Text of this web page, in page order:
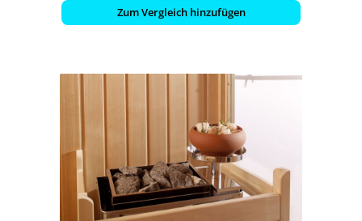
Zum Vergleich hinzufügen